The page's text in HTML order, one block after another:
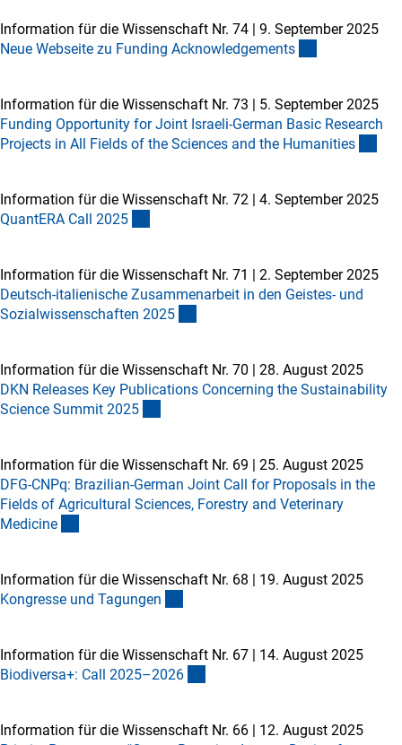
Information für die Wissenschaft Nr. 74 | 9. September 2025
Neue Webseite zu Funding Acknowledgements
Information für die Wissenschaft Nr. 73 | 5. September 2025
Funding Opportunity for Joint Israeli-German Basic Research
Projects in All Fields of the Sciences and the Humanities
Information für die Wissenschaft Nr. 72 | 4. September 2025
QuantERA Call 2025
Information für die Wissenschaft Nr. 71 | 2. September 2025
Deutsch-italienische Zusammenarbeit in den Geistes- und
Sozialwissenschaften 2025
Information für die Wissenschaft Nr. 70 | 28. August 2025
DKN Releases Key Publications Concerning the Sustainability
Science Summit 2025
Information für die Wissenschaft Nr. 69 | 25. August 2025
DFG-CNPq: Brazilian-German Joint Call for Proposals in the
Fields of Agricultural Sciences, Forestry and Veterinary
Medicine
Information für die Wissenschaft Nr. 68 | 19. August 2025
Kongresse und Tagungen
Information für die Wissenschaft Nr. 67 | 14. August 2025
Biodiversa+: Call 2025–2026
Information für die Wissenschaft Nr. 66 | 12. August 2025